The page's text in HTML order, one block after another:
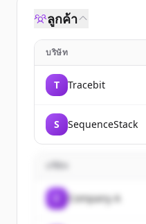
ลูกค้า
บริษัท
T Tracebit
S SequenceStack
Company A